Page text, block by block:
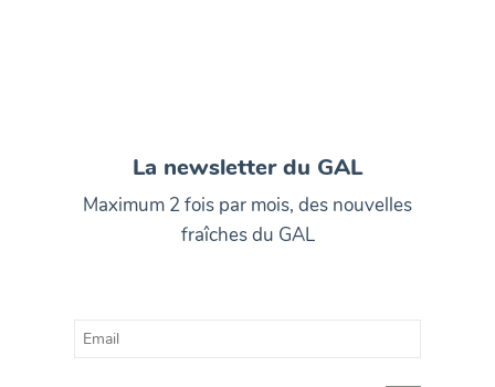
La newsletter du GAL
Maximum 2 fois par mois, des nouvelles
fraîches du GAL